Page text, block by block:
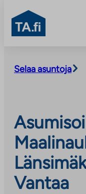
sisältöön
TA.fi
Selaa asuntoja
Vantaa